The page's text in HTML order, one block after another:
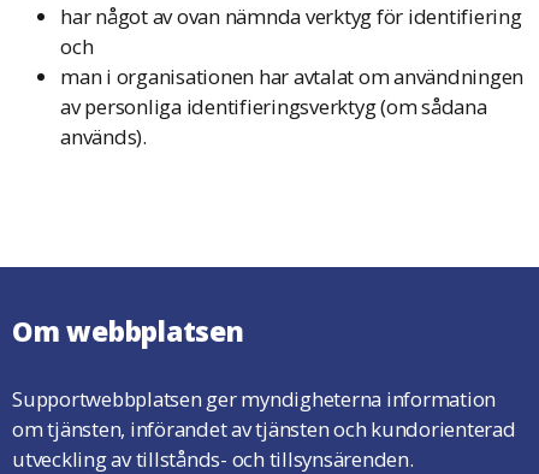
har något av ovan nämnda verktyg för identifiering
och
man i organisationen har avtalat om användningen
av personliga identifieringsverktyg (om sådana
används).
Om webbplatsen
Supportwebbplatsen ger myndigheterna information
om tjänsten, införandet av tjänsten och kundorienterad
utveckling av tillstånds- och tillsynsärenden.